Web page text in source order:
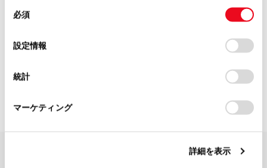
デバイスにすべてのCookie(クッキー)が保存されることに同
意したことになります。Cookie(クッキー)のオプトアウト、
設定の変更、同意を撤回したりするにあたっては、当社の
「Cookie（クッキー）情報の取り扱いについて
」をご覧くだ
必須
設定情報
統計
マーケティング
詳細を表示